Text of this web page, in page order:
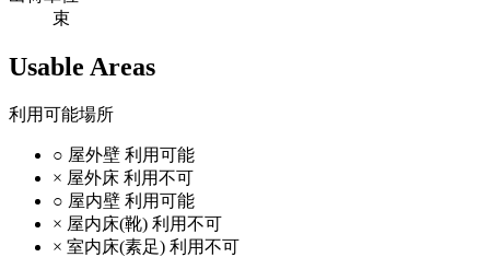
束
Usable Areas
利用可能場所
○ 屋外壁 利用可能
× 屋外床 利用不可
○ 屋内壁 利用可能
× 屋内床(靴) 利用不可
× 室内床(素足) 利用不可